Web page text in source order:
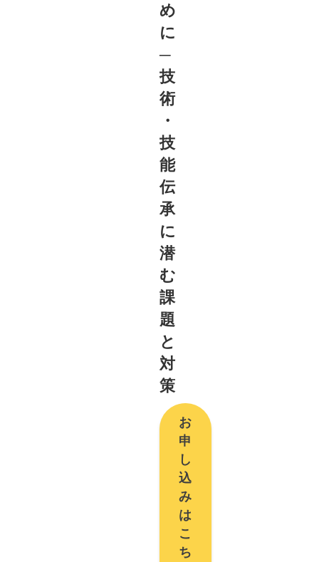
め
に
─
技
術
・
技
能
伝
承
に
潜
む
課
題
と
対
策
お
申
し
込
み
は
こ
ち